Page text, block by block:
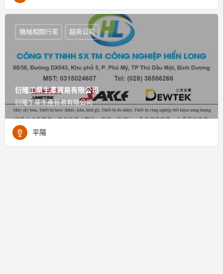
衍隆工業生產貿易有限公司
衍隆工業生產貿易有限公司
機械相關行業 越南公司
平陽